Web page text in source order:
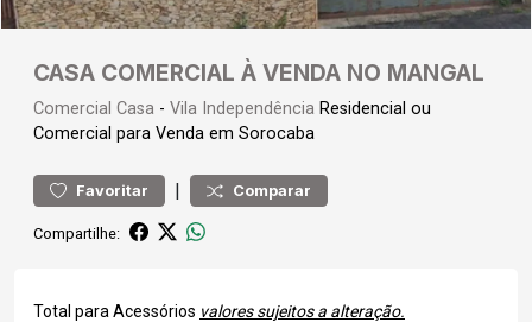
CASA COMERCIAL À VENDA NO MANGAL
Comercial Casa - Vila Independência Residencial ou
Comercial para Venda em Sorocaba
Favoritar | Comparar
Compartilhe:
Total para Acessórios valores sujeitos a alteração.